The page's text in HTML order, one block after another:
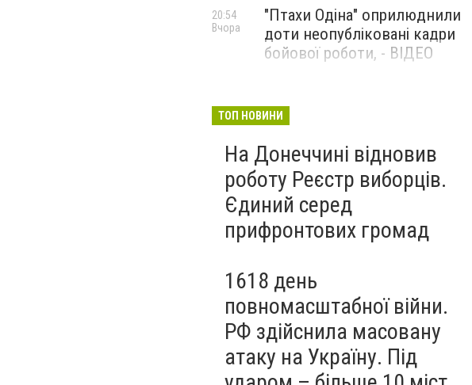
"Птахи Одіна" оприлюднили
доти неопубліковані кадри
бойової роботи, - ВІДЕО
20:54
Вчора
Бєдняков зіграє тата
новому українському
фільмі, - ФОТО
Вчора
ТОП НОВИНИ
На Донеччині відновив
роботу Реєстр виборців.
Єдиний серед
прифронтових громад
1618 день
повномасштабної війни.
РФ здійснила масовану
атаку на Україну. Під